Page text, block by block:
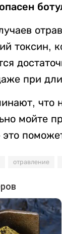
токсин,
при
что
мойте
это
отравление